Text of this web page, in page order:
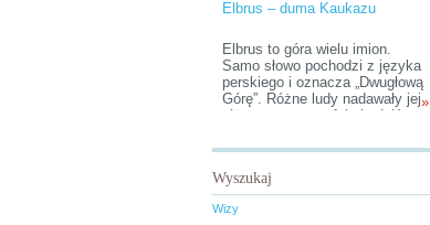
Elbrus – duma Kaukazu
Elbrus to góra wielu imion.
Samo słowo pochodzi z języka
perskiego i oznacza „Dwugłową
Górę”. Różne ludy nadawały jej
różne nazwy, w efekcie dziś
określeniami: „Góra Tysiąca
Przynosząca Szczęście”,
„Władca Wichrów”, „Wieczna
Góra”, a nawet „Piersi
»
Wyszukaj
Wizy